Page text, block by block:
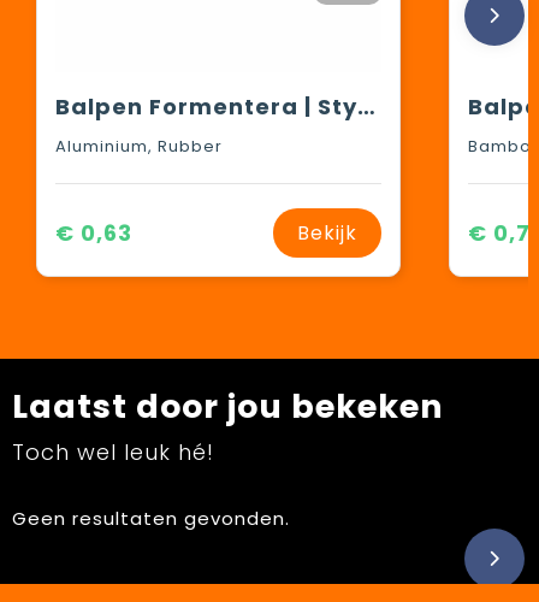
Balpen Formentera | Stylus
Aluminium, Rubber
€ 0,63 Bekijk €
Laatst door jou bekeken
Toch wel leuk hé!
Geen resultaten gevonden.